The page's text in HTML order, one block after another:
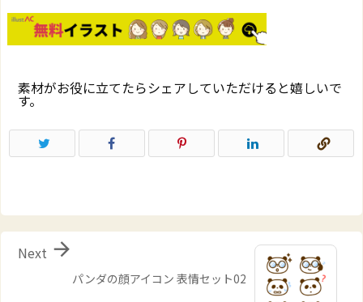
素材がお役に立てたらシェアしていただけると嬉しいで
す。
パンダの顔アイコン 表情セット02

Next